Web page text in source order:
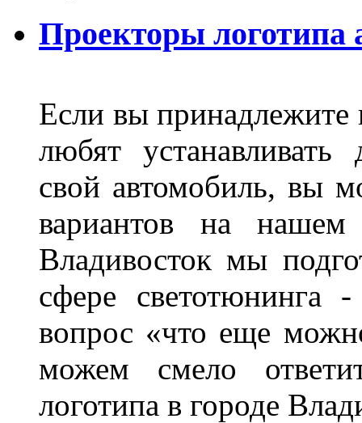
Проекторы логотипа
Если вы принадлежите
любят устанавливать
свой автомобиль, вы
вариантов на
Владивосток мы
сфере светотюнинга
вопрос «что еще
можем смело
логотипа в городе